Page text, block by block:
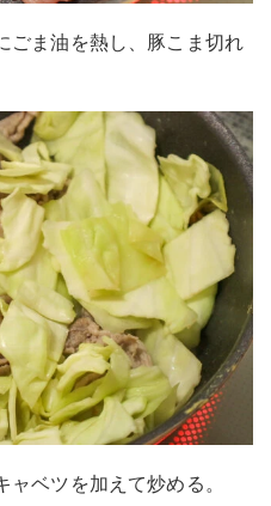
ま油を熱し、豚こま切れ
ベツを加えて炒める。